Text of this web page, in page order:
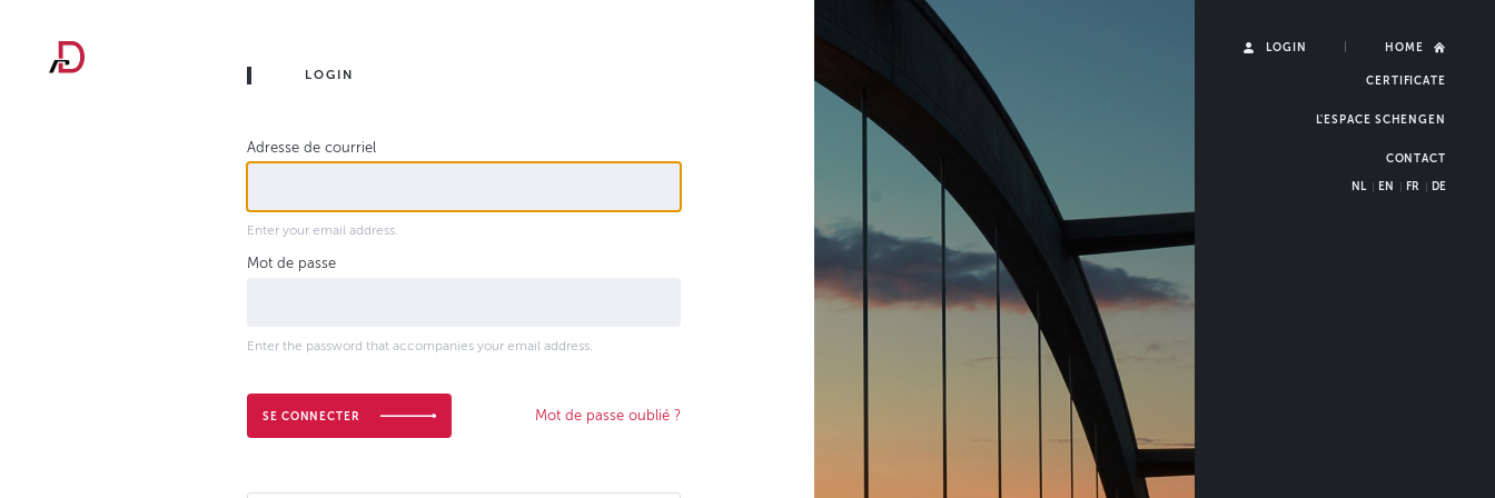
LOGIN
Adresse de courriel
Enter your email address.
Mot de passe
Enter the password that accompanies your email address.
SE CONNECTER Mot de passe oublié ?
LOGIN HOME
CERTIFICATE
L'ESPACE SCHENGEN
CONTACT
NL EN FR DE